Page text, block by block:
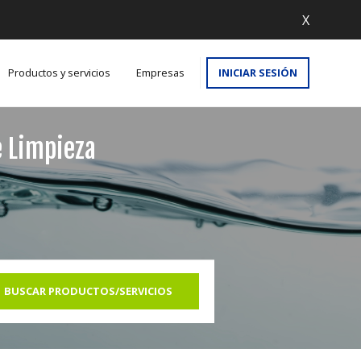
X
Productos y servicios Empresas INICIAR SESIÓN
BUSCAR PRODUCTOS/SERVICIOS